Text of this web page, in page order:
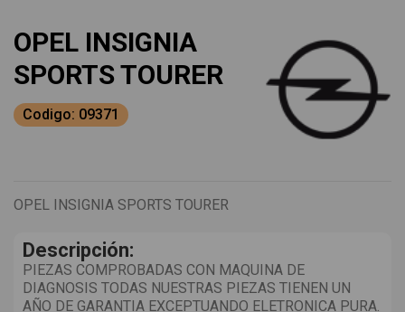
OPEL INSIGNIA
SPORTS TOURER
Codigo: 09371
OPEL INSIGNIA SPORTS TOURER
Descripción:
PIEZAS COMPROBADAS CON MAQUINA DE
DIAGNOSIS TODAS NUESTRAS PIEZAS TIENEN UN
AÑO DE GARANTIA EXCEPTUANDO ELETRONICA PURA.